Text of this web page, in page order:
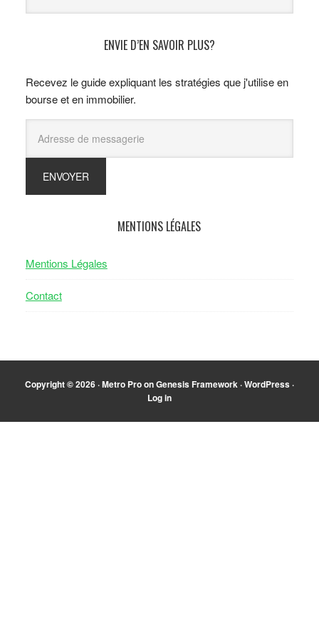
ENVIE D’EN SAVOIR PLUS?
Recevez le guide expliquant les stratégies que j'utilise en
bourse et en immobilier.
MENTIONS LÉGALES
Mentions Légales
Contact
Copyright © 2026 ·Metro ProonGenesis Framework ·WordPress ·
Log in